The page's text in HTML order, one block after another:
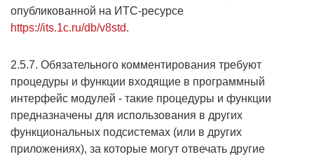
опубликованной на ИТС-ресурсе
https://its.1c.ru/db/v8std.
2.5.7. Обязательного комментирования требуют
процедуры и функции входящие в программный
интерфейс модулей - такие процедуры и функции
предназначены для использования в других
функциональных подсистемах (или в других
приложениях), за которые могут отвечать другие